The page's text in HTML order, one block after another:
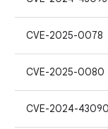
CVE-2025-0078
CVE-2025-0080
CVE-2024-43090